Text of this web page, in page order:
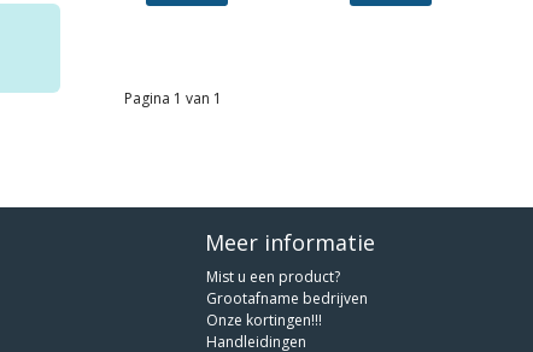
Pagina 1 van 1
Meer informatie
Mist u een product?
Grootafname bedrijven
Onze kortingen!!!
Handleidingen